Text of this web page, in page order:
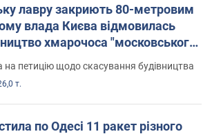
лавру закриють 80-метровим
влада Києва відмовилась
хмарочоса "московського
на петицію щодо скасування будівництва
т.
по Одесі 11 ракет різного